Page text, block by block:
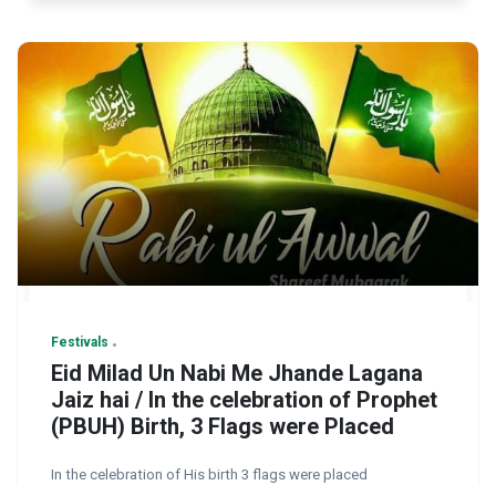
Festivals
Eid Milad Un Nabi Me Jhande Lagana
Jaiz hai / In the celebration of Prophet
(PBUH) Birth, 3 Flags were Placed
In the celebration of His birth 3 flags were placed